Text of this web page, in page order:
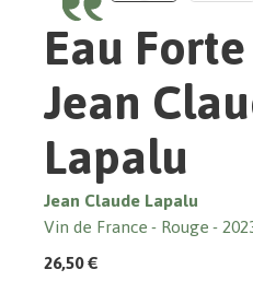
Eau
Jean
Lapalu
Jean Claude Lapalu
Vin de France Rouge
26,50 €